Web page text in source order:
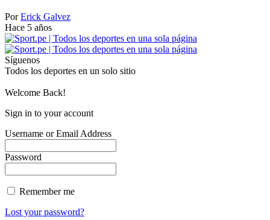
Por Erick Galvez
Hace 5 años
Síguenos
Todos los deportes en un solo sitio
Welcome Back!
Sign in to your account
Username or Email Address
Password
Remember me
Lost your password?